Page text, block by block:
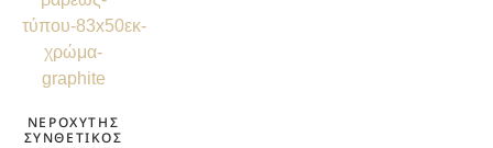
ΝΕΡΟΧΎΤΗΣ
ΣΥΝΘΕΤΙΚΌΣ